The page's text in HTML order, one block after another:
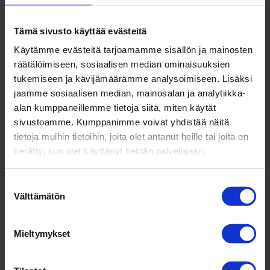
Tämä sivusto käyttää evästeitä
Käytämme evästeitä tarjoamamme sisällön ja mainosten
räätälöimiseen, sosiaalisen median ominaisuuksien
tukemiseen ja kävijämäärämme analysoimiseen. Lisäksi
jaamme sosiaalisen median, mainosalan ja analytiikka-
alan kumppaneillemme tietoja siitä, miten käytät
sivustoamme. Kumppanimme voivat yhdistää näitä
tietoja muihin tietoihin, joita olet antanut heille tai joita on
kerätty, kun olet käyttänyt heidän palvelujaan.
valinta
Välttämätön
Mieltymykset
Katso Krii­sistä sel­viy­ty­minen ‑webi­naari
koko­nai­suu­dessaan tästä.
Älä jää krii­si­ti­lan­teessa
yksin! Olemme apuasi kai­
miseen liit­ty­vissä kysy­
Jos kaipaat ver­tais­tukea ja